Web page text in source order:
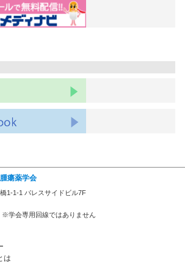
瘍薬学会
1-1-1 パレスサイドビル7F
※学会専用回線ではありません
は